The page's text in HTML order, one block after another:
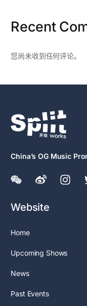
Recent
您尚未收到任何评论。
China’s OG Music
Website
Home
Upcoming Shows
News
Past Events